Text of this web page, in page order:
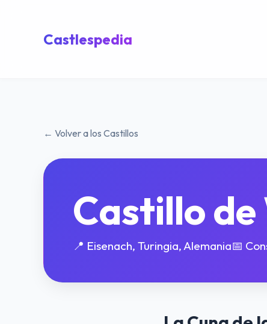
Castlespedia
← Volver a los Castillos
Castillo
📍 Eisenach, Turingia, Alemania📅